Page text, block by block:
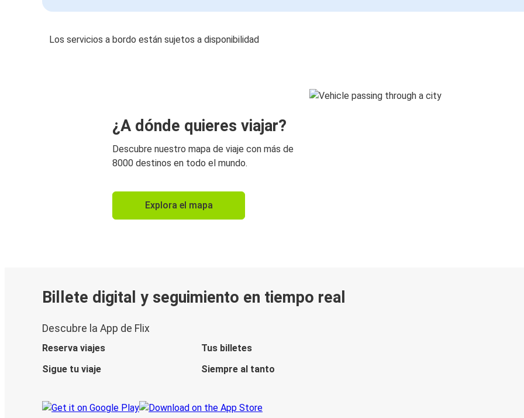
Los servicios a bordo están sujetos a disponibilidad
¿A dónde quieres viajar?
Descubre nuestro mapa de viaje con más de
8000 destinos en todo el mundo.
Explora el mapa
Billete digital y seguimiento en tiempo real
Descubre la App de Flix
Reserva viajes
Tus billetes
Sigue tu viaje
Siempre al tanto